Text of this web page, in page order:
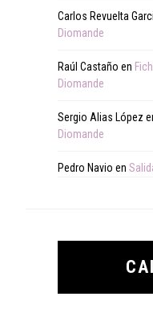
Carlos Revuelta
Diomande
Raúl Castaño en
Diomande
Sergio Alias López
Diomande
Pedro Navio en